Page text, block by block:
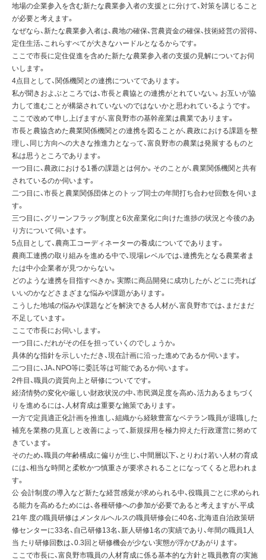
地場の企業参入を含む新たな農業参入者の支援とに分けて、対策を講じること
が必要と考えます。
なぜなら、新たな農業参入者は、農地の確保、営農資金の確保、技術経営の習得、
定住生活、これらすべてが大きなハードルとなるからです。
ここで市長に定住促進を含めた新たな農業参入者の支援の見解についてお伺
いします。
4点目として、関係機関との連携についてであります。
私が聞きおよぶところでは、市長と農協との連携がとれていない。お互いが協
力して進むことが構築されていないのではないかと思われているようです。
ここで改めて申し上げますが、富良野市の基幹産業は農業であります。
市長と農協含めた農業関係機関との連携を図ることが、農政における課題を整
理し、同じ方向への大きな推進力となって、富良野市の農業は発展するものと
私は思うところであります。
一つ目に、農政における1番の課題とは何か。そのことが、農業関係機関と共有
されているのか伺います。
二つ目に、市長と農業関係団体とのトップ同士の年間打ち合わせ回数を伺いま
す。
三つ目に、グリーンフラッグ制度と6次産業化に向けた進捗の状況と今後のあ
り方について伺います。
5点目として、農商工コーディネーターの養成についてであります。
農商工連携の取り組みを進める中で、現場レベルでは、連携先となる農業者ま
たは中小企業者が見つからない。
どのような連携を目指すべきか。実際に商品開発に成功したが、どこに売れば
いいのかなどさまざまな悩みや課題があります。
こうした地域の悩みや課題などを解決できる人材が、富良野市では、まだまだ
不足しています。
ここで市長にお伺いします。
一つ目に、だれがその任を担っていくのでしょうか。
具体的な指針を示しいただき、現在計画に沿った進めであるか伺います。
二つ目に、JA、NPO等に委託等は可能であるか伺います。
2件目、職員の資質向上と研修についてです。
経済情勢の変化や厳しい財政状況の中、市民満足度を高め、活力あるまちづく
りを進めるには、人材育成は重要な施策であります。
一方で定員適正化計画を推進し、組織から経験豊富なベテラン職員が退職した
補充を業務の見直しと改善によって、新規採用を極力抑えた行政運営に努めて
きています。
そのため、職員の年齢構成に偏りが生じ、中間層以下、とりわけ若い人材の育成
には、相当な時間と柔軟かつ慎重さが要求されることになってくると思われま
す。
公 会計制度の導入など新たな経営感覚が求められる中、役職員ごとに求められ
る能力を高めるためには、各種研修への参加が必要であると考えますが、平成
21年 度の職員研修はメンタルヘルスの職員研修会に40名、北海道自治政策研
修センターに33名、自己研修13名、新人研修1名の実績であり、年間の職員1人
当 たり研修回数は、0.3回と研修機会が少ない実態が浮かびあがります。
ここで市長に、富良野市職員の人材育成に係る基本的な方針と職員教育の実施